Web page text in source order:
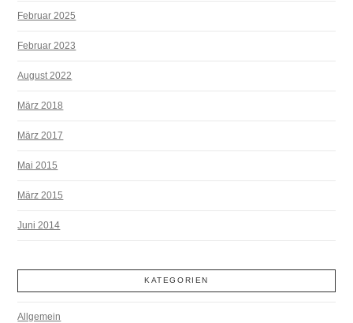
Februar 2025
Februar 2023
August 2022
März 2018
März 2017
Mai 2015
März 2015
Juni 2014
KATEGORIEN
Allgemein